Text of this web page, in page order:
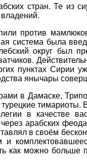
стран. Те из
против
система была
округ был
пунктах Сирии
янычары
в Дамаске,
тимариоты.
в качестве
арабских
в своём
как можно больше